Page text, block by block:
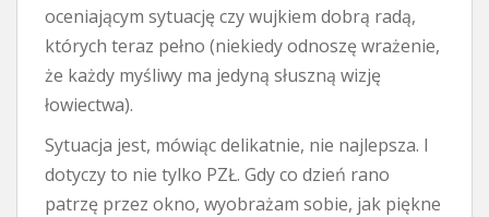
oceniającym sytuację czy wujkiem dobrą radą,
których teraz pełno (niekiedy odnoszę wrażenie,
że każdy myśliwy ma jedyną słuszną wizję
łowiectwa).
Sytuacja jest, mówiąc delikatnie, nie najlepsza. I
dotyczy to nie tylko PZŁ. Gdy co dzień rano
patrzę przez okno, wyobrażam sobie, jak piękne